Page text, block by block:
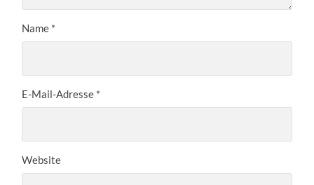
Name *
E-Mail-Adresse *
Website